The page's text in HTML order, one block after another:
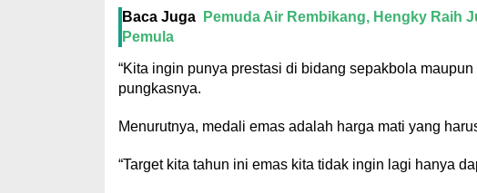
Baca Juga
Pemuda Air Rembikang, Hengky Raih
Pemula
“Kita ingin punya prestasi di bidang sepakbola
pungkasnya.
Menurutnya, medali emas adalah harga mati yang
“Target kita tahun ini emas kita tidak ingin lagi hanya